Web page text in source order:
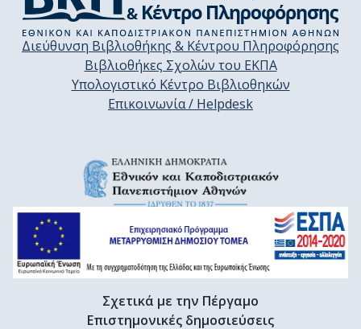
Διεύθυνση Βιβλιοθήκης & Κέντρου Πληροφόρησης
Βιβλιοθήκες Σχολών του ΕΚΠΑ
Υπολογιστικό Κέντρο Βιβλιοθηκών
Επικοινωνία / Helpdesk
Σχετικά με την Πέργαμο
Επιστημονικές δημοσιεύσεις